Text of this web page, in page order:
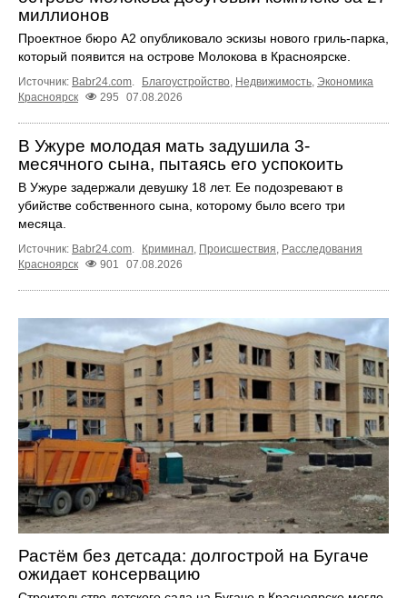
миллионов
Проектное бюро А2 опубликовало эскизы нового гриль-парка,
который появится на острове Молокова в Красноярске.
Источник: Babr24.com. Благоустройство, Недвижимость, Экономика
Красноярск
295 07.08.2026
В Ужуре молодая мать задушила 3-
месячного сына, пытаясь его успокоить
В Ужуре задержали девушку 18 лет. Ее подозревают в
убийстве собственного сына, которому было всего три
месяца.
Источник: Babr24.com. Криминал, Происшествия, Расследования
Красноярск
901 07.08.2026
Растём без детсада: долгострой на Бугаче
ожидает консервацию